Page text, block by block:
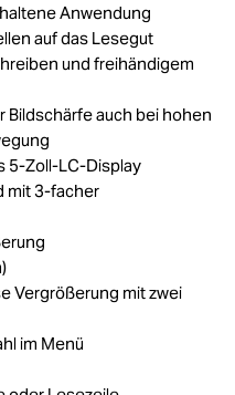
Anwendung
auf das Lesegut
und freihändigem
auch bei hohen
5-Zoll-LC-Display
mit 3-facher
Vergrößerung mit zwei
im Menü